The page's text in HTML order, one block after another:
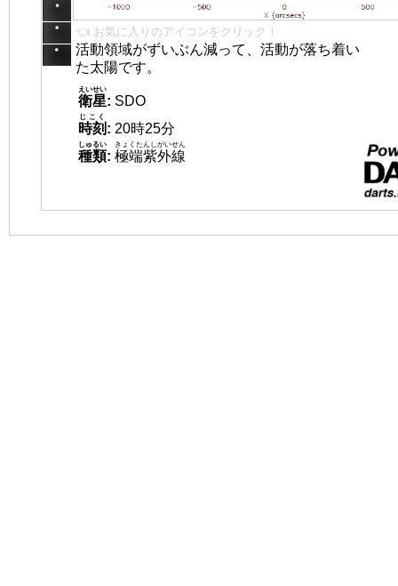
👈 お気に入りのアイコンをクリック！
活動領域がずいぶん減って、活動が落ち着い
た太陽です。
衛星
えいせい
: SDO
時刻
じこく
: 20時25分
種類
しゅるい
: 極端紫外線
きょくたんしがいせん